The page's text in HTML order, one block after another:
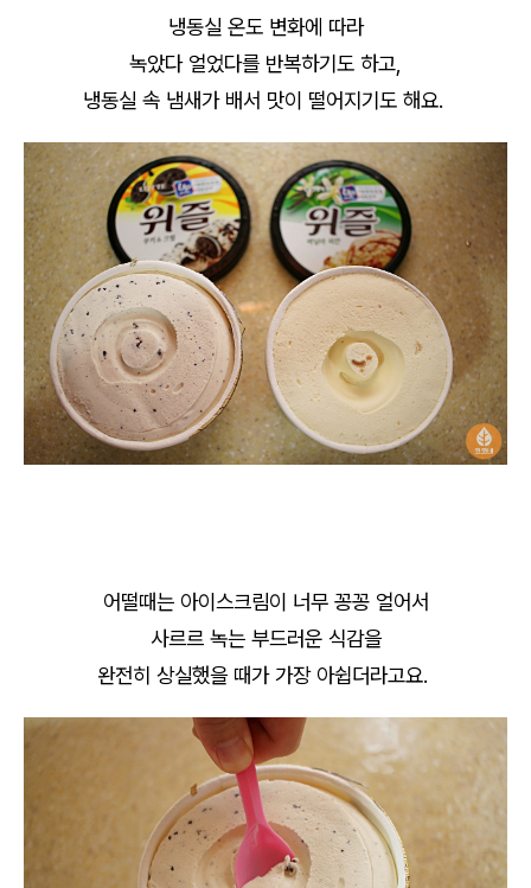
냉동실 온도 변화에 따라
녹았다 얼었다를 반복하기도 하고,
냉동실 속 냄새가 배서 맛이 떨어지기도 해요.
어떨때는 아이스크림이 너무 꽁꽁 얼어서
사르르 녹는 부드러운 식감을
완전히 상실했을 때가 가장 아쉽더라고요.